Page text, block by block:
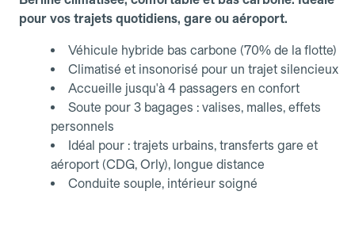
pour vos trajets quotidiens, gare ou aéroport.
Véhicule hybride bas carbone (70% de la flotte)
Climatisé et insonorisé pour un trajet silencieux
Accueille jusqu'à 4 passagers en confort
Soute pour 3 bagages : valises, malles, effets
personnels
Idéal pour : trajets urbains, transferts gare et
aéroport (CDG, Orly), longue distance
Conduite souple, intérieur soigné